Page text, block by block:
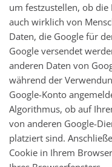
um festzustellen, ob
auch wirklich von
Daten, die Google für
Google versendet
anderen Daten von
während der
Google-Konto
Algorithmus, ob auf
von anderen Google-
platziert sind.
Cookie in Ihrem